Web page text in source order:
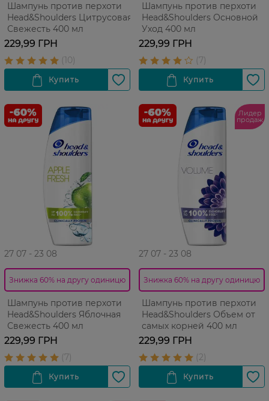
Шампунь против перхоти
Head&Shoulders Цитрусовая
Свежесть 400 мл
229,99 ГРН
Шампунь против перхоти
Head&Shoulders Основной
Уход 400 мл
229,99 ГРН
27 07 - 23 08
Знижка 60% на другу одиницю
Шампунь против перхоти
Head&Shoulders Яблочная
Свежесть 400 мл
229,99 ГРН
Лидер
продаж
27 07 - 23 08
Знижка 60% на другу одиницю
Шампунь против перхоти
Head&Shoulders Объем от
самых корней 400 мл
229,99 ГРН